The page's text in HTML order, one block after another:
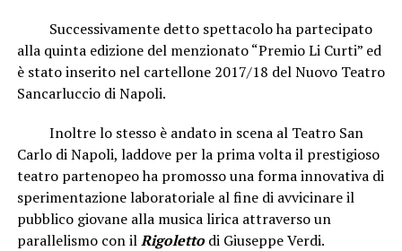
Successivamente detto spettacolo ha partecipato
alla quinta edizione del menzionato “Premio Li Curti” ed
è stato inserito nel cartellone 2017/18 del Nuovo Teatro
Sancarluccio di Napoli.
Inoltre lo stesso è andato in scena al Teatro San
Carlo di Napoli, laddove per la prima volta il prestigioso
teatro partenopeo ha promosso una forma innovativa di
sperimentazione laboratoriale al fine di avvicinare il
pubblico giovane alla musica lirica attraverso un
parallelismo con ilRigolettodi Giuseppe Verdi.